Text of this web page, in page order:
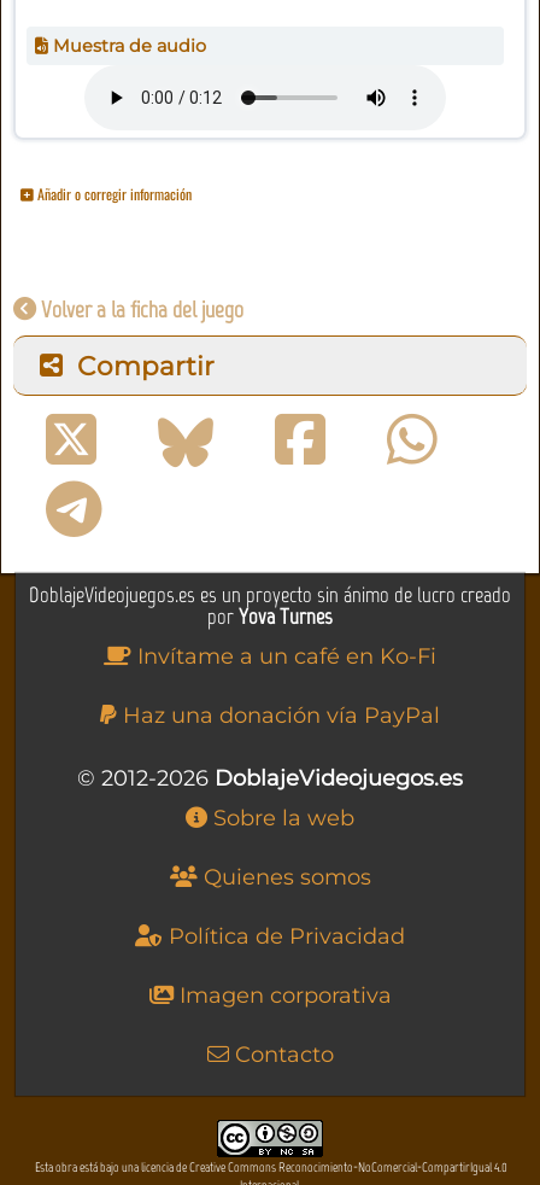
Muestra de audio
Añadir o corregir información
Volver a la ficha del juego
Compartir
DoblajeVideojuegos.es es un proyecto sin ánimo de lucro creado
porYova Turnes
Invítame a un café en Ko-Fi
Haz una donación vía PayPal
© 2012-2026 DoblajeVideojuegos.es
Sobre la web
Quienes somos
Política de Privacidad
Imagen corporativa
Contacto
Esta obra está bajo una licencia de Creative Commons Reconocimiento-NoComercial-CompartirIgual 4.0